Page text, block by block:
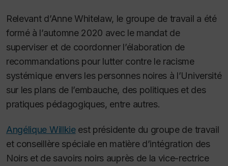
Relevant d’Anne Whitelaw, le groupe de travail a été
formé à l’automne 2020 avec le mandat de
superviser et de coordonner l’élaboration de
recommandations pour lutter contre le racisme
systémique envers les personnes noires à l’Université
sur les plans de l’embauche, des politiques et des
pratiques pédagogiques, entre autres.
Angélique Willkieest présidente du groupe de travail
et conseillère spéciale en matière d’intégration des
Noirs et de savoirs noirs auprès de la vice-rectrice